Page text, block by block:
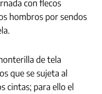
con flecos
hombros por sendos
de tela
que se sujeta al
cintas; para ello el